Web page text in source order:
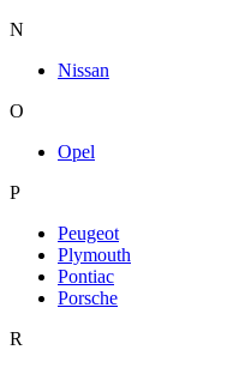
N
Nissan
O
Opel
P
Peugeot
Plymouth
Pontiac
Porsche
R